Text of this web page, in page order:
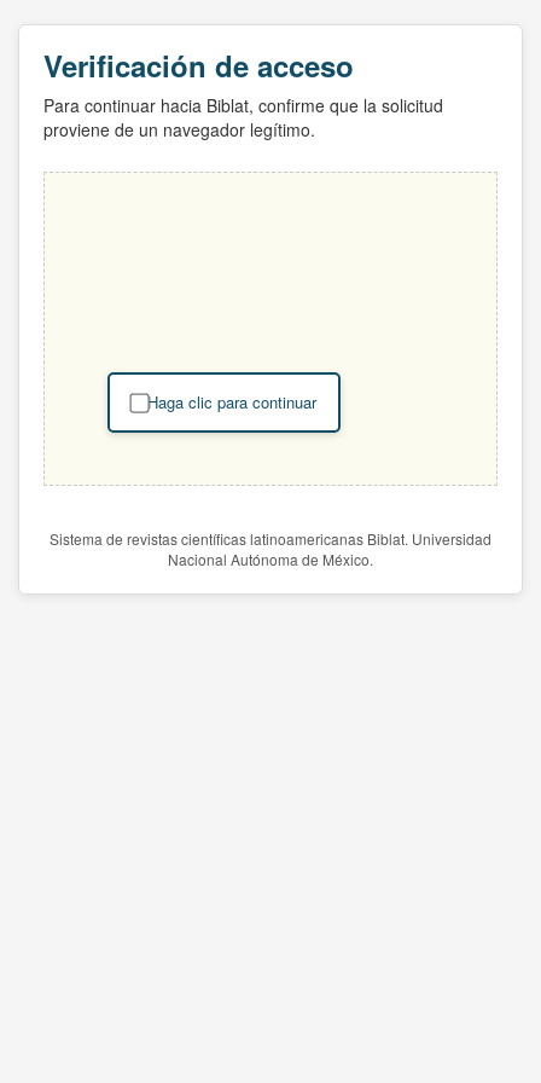
Verificación de acceso
Para continuar hacia Biblat, confirme que la solicitud
proviene de un navegador legítimo.
Haga clic para continuar
Sistema de revistas científicas latinoamericanas Biblat. Universidad
Nacional Autónoma de México.